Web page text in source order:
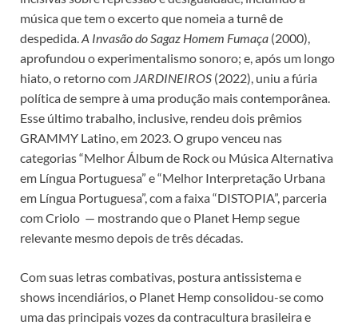
música que tem o excerto que nomeia a turnê de
despedida. A Invasão do Sagaz Homem Fumaça (2000),
aprofundou o experimentalismo sonoro; e, após um longo
hiato, o retorno com JARDINEIROS (2022), uniu a fúria
política de sempre à uma produção mais contemporânea.
Esse último trabalho, inclusive, rendeu dois prêmios
GRAMMY Latino, em 2023. O grupo venceu nas
categorias “Melhor Álbum de Rock ou Música Alternativa
em Língua Portuguesa” e “Melhor Interpretação Urbana
em Língua Portuguesa”, com a faixa “DISTOPIA”, parceria
com Criolo — mostrando que o Planet Hemp segue
relevante mesmo depois de três décadas.
Com suas letras combativas, postura antissistema e
shows incendiários, o Planet Hemp consolidou-se como
uma das principais vozes da contracultura brasileira e